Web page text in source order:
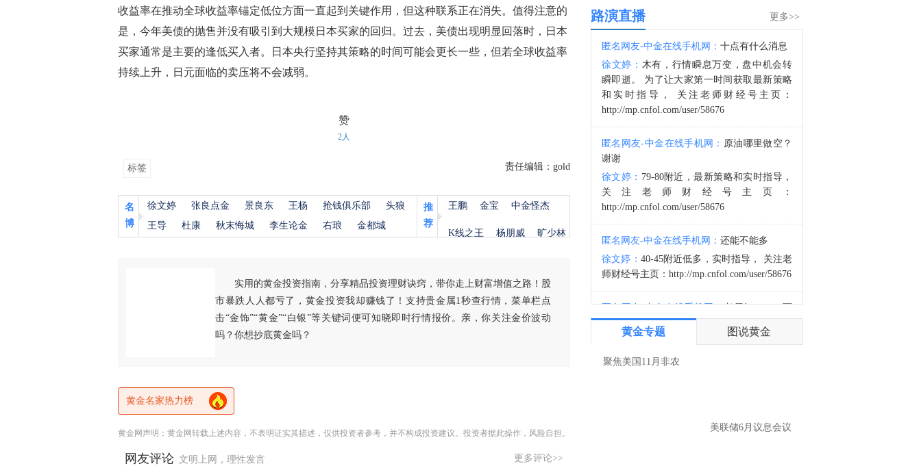
收益率在推动全球收益率锚定低位方面一直起到关键作用，但这种联系正在消失。值得注意的
是，今年美债的抛售并没有吸引到大规模日本买家的回归。过去，美债出现明显回落时，日本
买家通常是主要的逢低买入者。日本央行坚持其策略的时间可能会更长一些，但若全球收益率
持续上升，日元面临的卖压将不会减弱。
赞
2人
标签 责任编辑：gold
名
博
徐文婷 张良点金 景良东 王杨 抢钱俱乐部
头狼
王导
杜康 秋末悔城 李生论金 右琅 金都城
推
荐
王鹏 金宝 中金怪杰
K线之王 杨朋威 旷少林
实用的黄金投资指南，分享精品投资理财诀窍，带你走上财富增值之路！股
市暴跌人人都亏了，黄金投资我却赚钱了！支持贵金属1秒查行情，菜单栏点
击“金饰”“黄金”“白银”等关键词便可知晓即时行情报价。亲，你关注金价波动
吗？你想抄底黄金吗？
黄金名家热力榜
黄金网声明：黄金网转载上述内容，不表明证实其描述，仅供投资者参考，并不构成投资建议。投资者据此操作，风险自担。
更多评论>>
网友评论 文明上网，理性发言
文件显示，赛富时将在旧金山总部裁员74人。
12:13:16
金十数据8月8日讯，据美国方面7日消息披露，美国太空探索技术公司（SpaceX）创始人马斯克明确拒绝允许乌克兰军方利用SpaceX旗下卫星互联网系统“星链”打击俄罗斯境内目标。美国方面援引乌前国防部长费多罗夫两名“身边人”消息称，费多罗夫此前一直在推动利用“星链”打击俄罗斯境内目标，曾尝试通过私下渠道与马斯克接触，但遭到后者拒绝。“截至目前，（马斯克）没有作出同意的决定。”消息称，马斯克之所以拒绝乌方用“星链”对俄进行纵深打击，是担心危机进一步升级。（央视新闻）
12:02:18
禁令让铜价飞涨，但效果可能被夸大了！当刚果（金）和印尼释放同一个信号，我们该如何避免重蹈覆撤？这篇从刚果禁令看铜钴生死局，带你看清假断供与真洗盘的极限博弈！
更多>>
路演直播
匿名网友-中金在线手机网： 十点有什么消息
徐文婷： 木有，行情瞬息万变，盘中机会转
瞬即逝。 为了让大家第一时间获取最新策略
和实时指导， 关注老师财经号主页：
http://mp.cnfol.com/user/58676
匿名网友-中金在线手机网： 原油哪里做空？
谢谢
徐文婷： 79-80附近，最新策略和实时指导，
关注老师财经号主页：
http://mp.cnfol.com/user/58676
匿名网友-中金在线手机网： 还能不能多
徐文婷： 40-45附近低多，实时指导， 关注老
师财经号主页：http://mp.cnfol.com/user/58676
匿名网友-中金在线手机网：老师好，4345可
以多吗？
让大家第一时间获取最新策略和实时指
匿名网友-中金在线手机网：
黄金多，看到什
黄金专题 图说黄金
聚焦美国11月非农
美联储6月议息会议